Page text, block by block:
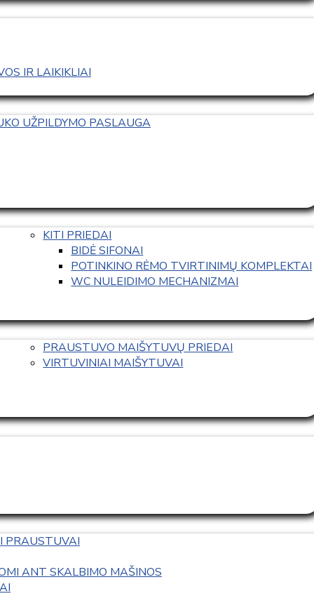
IR LAIKIKLIAI
UŽPILDYMO PASLAUGA
KITI PRIEDAI
BIDĖ SIFONAI
POTINKINO RĖMO TVIRTINIMŲ KOMPLEKTAI
WC NULEIDIMO MECHANIZMAI
PRAUSTUVO MAIŠYTUVŲ PRIEDAI
VIRTUVINIAI MAIŠYTUVAI
PRAUSTUVAI
ANT SKALBIMO MAŠINOS